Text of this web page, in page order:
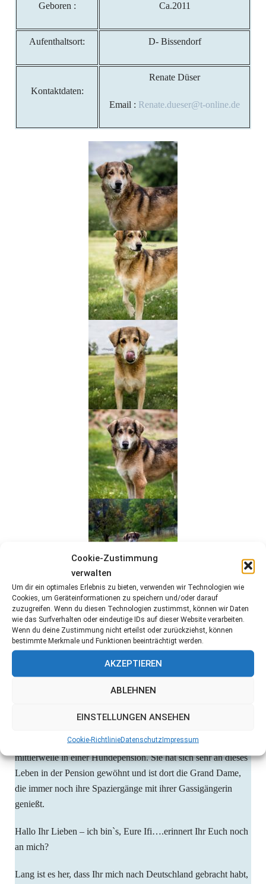
Cookie-Zustimmung
verwalten
Um dir ein optimales Erlebnis zu bieten, verwenden wir Technologien wie
Cookies, um Geräteinformationen zu speichern und/oder darauf
zuzugreifen. Wenn du diesen Technologien zustimmst, können wir Daten
wie das Surfverhalten oder eindeutige IDs auf dieser Website verarbeiten.
Wenn du deine Zustimmung nicht erteilst oder zurückziehst, können
bestimmte Merkmale und Funktionen beeinträchtigt werden.
AKZEPTIEREN
ABLEHNEN
EINSTELLUNGEN ANSEHEN
Cookie-RichtlinieDatenschutzImpressum
Geboren : Ca.2011
Aufenthaltsort: D- Bissendorf
Kontaktdaten:
Renate Düser
Email : Renate.dueser@t-online.de
wieder ausziehen. Ifigenia lebte seitdem auf Pflegestelle und
mittlerweile in einer Hundepension. Sie hat sich sehr an dieses
Leben in der Pension gewöhnt und ist dort die Grand Dame,
die immer noch ihre Spaziergänge mit ihrer Gassigängerin
genießt.
Hallo Ihr Lieben – ich bin`s, Eure Ifi….erinnert Ihr Euch noch
an mich?
Lang ist es her, dass Ihr mich nach Deutschland gebracht habt,